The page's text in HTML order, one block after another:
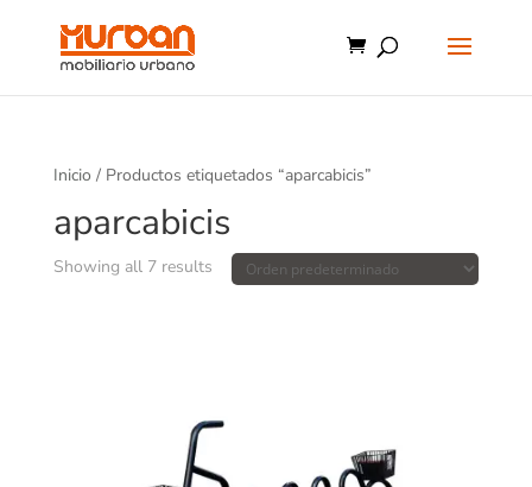
Inicio / Productos etiquetados “aparcabicis”
aparcabicis
Showing all 7 results